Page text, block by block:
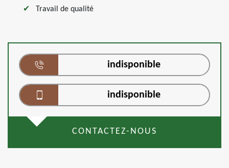
Travail de qualité
indisponible
indisponible
CONTACTEZ-NOUS